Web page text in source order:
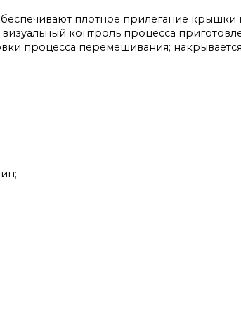
плотное прилегание крышки
контроль процесса
процесса перемешивания;